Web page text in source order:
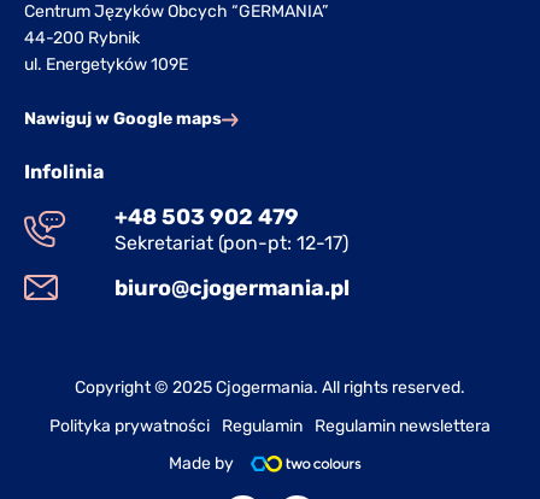
Centrum Języków Obcych “GERMANIA”
44-200 Rybnik
ul. Energetyków 109E
Nawiguj w Google maps
Infolinia
+48 503 902 479
Sekretariat (pon-pt: 12-17)
biuro@cjogermania.pl
Copyright © 2025 Cjogermania. All rights reserved.
Polityka prywatności
Regulamin
Regulamin newslettera
Made by
F I